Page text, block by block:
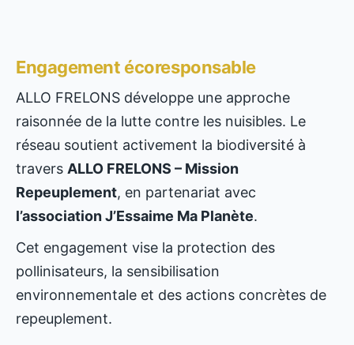
Engagement écoresponsable
ALLO FRELONS développe une approche
raisonnée de la lutte contre les nuisibles. Le
réseau soutient activement la biodiversité à
travers ALLO FRELONS – Mission
Repeuplement, en partenariat avec
l’association J’Essaime Ma Planète.
Cet engagement vise la protection des
pollinisateurs, la sensibilisation
environnementale et des actions concrètes de
repeuplement.